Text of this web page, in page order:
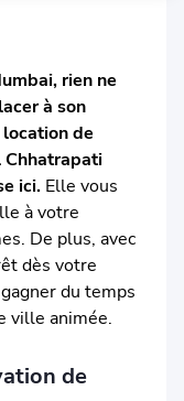
rien ne
à son
de
ici. Elle vous
à votre
De plus, avec
dès votre
du temps
ville animée.
de